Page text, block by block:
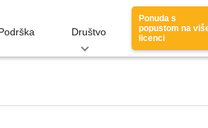
Društvo
Ponuda s
popustom na
licenci